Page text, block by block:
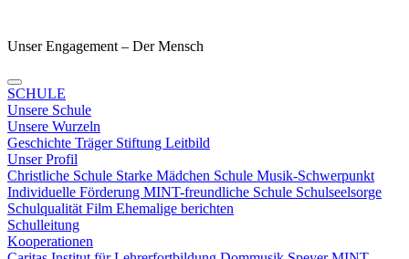
Unser Engagement – Der Mensch
SCHULE
Unsere Schule
Unsere Wurzeln
Geschichte Träger Stiftung Leitbild
Unser Profil
Christliche Schule Starke Mädchen Schule Musik-Schwerpunkt
Individuelle Förderung MINT-freundliche Schule Schulseelsorge
Schulqualität Film Ehemalige berichten
Schulleitung
Kooperationen